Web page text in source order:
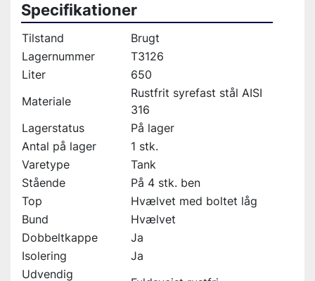
Specifikationer
Tilstand
Brugt
Lagernummer
T3126
Liter
650
Materiale
Rustfrit syrefast stål AISI
316
Lagerstatus
På lager
Antal på lager
1 stk.
Varetype
Tank
Stående
På 4 stk. ben
Top
Hvælvet med boltet låg
Bund
Hvælvet
Dobbeltkappe
Ja
Isolering
Ja
Udvendig